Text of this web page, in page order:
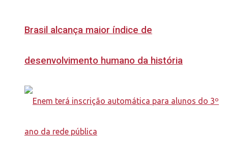
Brasil alcança maior índice de
desenvolvimento humano da história